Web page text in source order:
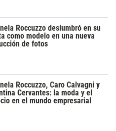
Roccuzzo deslumbró en su
como modelo en una nueva
de fotos
Roccuzzo, Caro Calvagni y
Cervantes: la moda y el
en el mundo empresarial